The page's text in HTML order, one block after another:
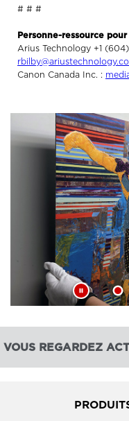
# # #
Personne-ressource
Arius Technology +1
Canon Canada Inc. :
VOUS REGARDEZ